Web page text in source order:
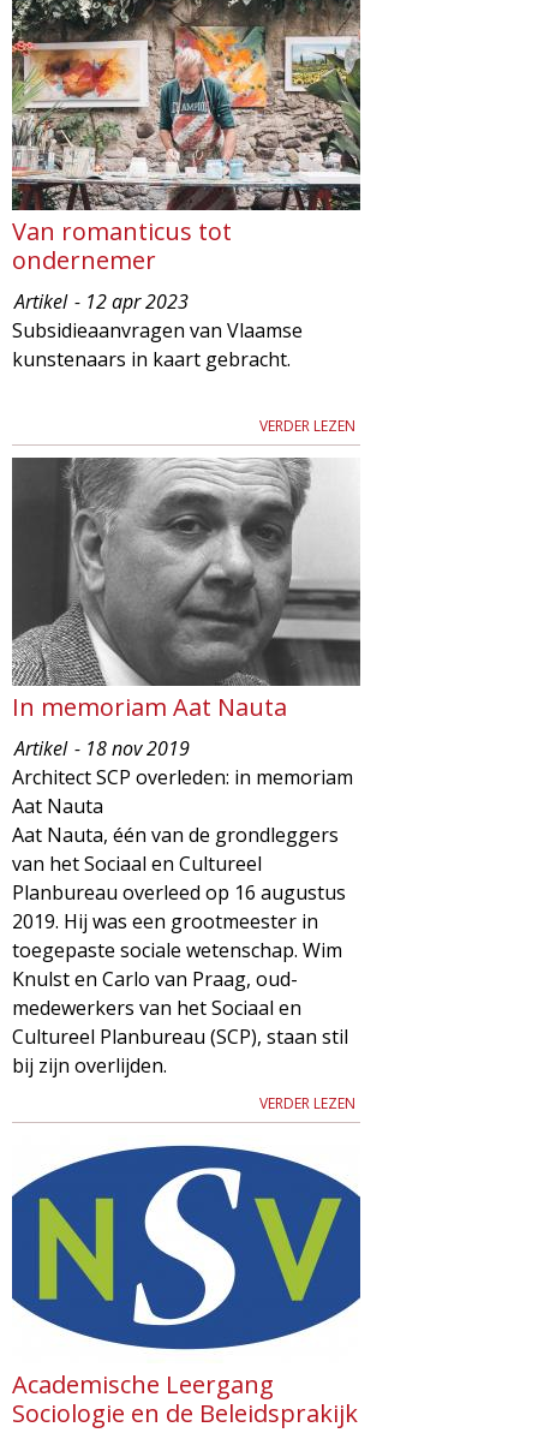
i
o
l
o
g
i
M
a
z
i
n
e
d
m
e
n
u
Van romanticus tot
ondernemer
Artikel - 12 apr 2023
Subsidieaanvragen van Vlaamse
kunstenaars in kaart gebracht.
VERDER LEZEN
In memoriam Aat Nauta
Artikel - 18 nov 2019
Architect SCP overleden: in memoriam
Aat Nauta
Aat Nauta, één van de grondleggers
van het Sociaal en Cultureel
Planbureau overleed op 16 augustus
2019. Hij was een grootmeester in
toegepaste sociale wetenschap. Wim
Knulst en Carlo van Praag, oud-
medewerkers van het Sociaal en
Cultureel Planbureau (SCP), staan stil
bij zijn overlijden.
VERDER LEZEN
Academische Leergang
Sociologie en de Beleidsprakijk